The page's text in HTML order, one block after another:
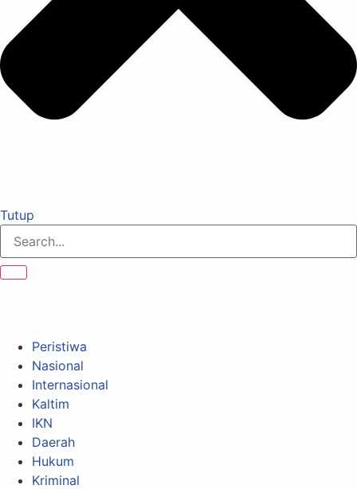
Tutup
Peristiwa
Nasional
Internasional
Kaltim
IKN
Daerah
Hukum
Kriminal